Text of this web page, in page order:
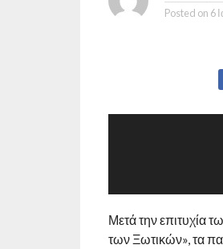
Posted on 6
Μετά την επιτυχία
των Ξωτικών», τα